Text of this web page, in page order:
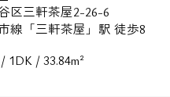
区三軒茶屋2-26-6
線「三軒茶屋」駅 徒歩8
1DK / 33.84m²